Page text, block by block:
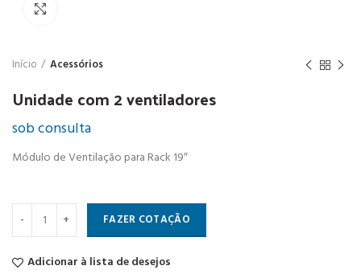
Início Acessórios
Unidade com 2 ventiladores
sob consulta
Módulo de Ventilação para Rack 19″
Unidade com 2 ventiladores quantidade
FAZER COTAÇÃO
Adicionar à lista de desejos